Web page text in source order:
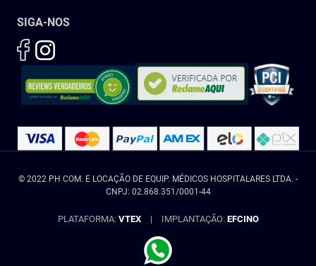
SIGA-NOS
© 2022 PH COM. E LOCAÇÃO DE EQUIP. MÉDICOS HOSPITALARES LTDA. -
CNPJ: 02.868.351/0001-44
PLATAFORMA: VTEX | IMPLANTAÇÃO: EFCINO